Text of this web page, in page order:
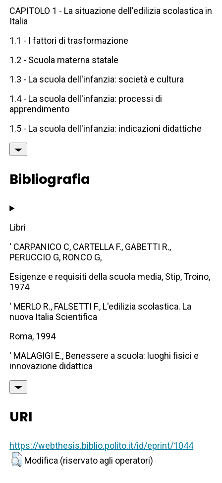
CAPITOLO 1 - La situazione dell'edilizia scolastica in
Italia
1.1 - I fattori di trasformazione
1.2 - Scuola materna statale
1.3 - La scuola dell'infanzia: società e cultura
1.4 - La scuola dell'infanzia: processi di
apprendimento
1.5 - La scuola dell'infanzia: indicazioni didattiche
Bibliografia
Libri
' CARPANICO C, CARTELLA F., GABETTI R.,
PERUCCIO G, RONCO G,
Esigenze e requisiti della scuola media, Stip, Troino,
1974
' MERLO R., FALSETTI F., L'edilizia scolastica. La
nuova Italia Scientifica
Roma, 1994
' MALAGIGI E., Benessere a scuola: luoghi fisici e
innovazione didattica
URI
https://webthesis.biblio.polito.it/id/eprint/1044
Modifica (riservato agli operatori)